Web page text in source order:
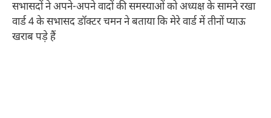
सभासदों ने अपने-अपने वादों की समस्याओं को अध्यक्ष के सामने रखा
वार्ड 4 के सभासद डॉक्टर चमन ने बताया कि मेरे वार्ड में तीनों प्याऊ
खराब पड़े हैं